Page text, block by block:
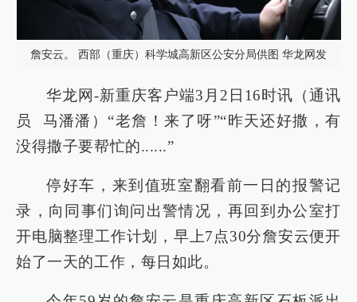
詹安云。 西部（重庆）科学城高新区公安分局供图 华龙网发
华龙网-新重庆客户端3月2日16时讯（通讯
员 马潘潘）“老詹！来了呀”“昨天还好撒，有
没得撒子要帮忙的......”
停好车，来到值班室翻看前一日的报警记
录，向同事们询问出警情况，再回到办公室打
开电脑整理工作计划，早上7点30分詹安云便开
始了一天的工作，每日如此。